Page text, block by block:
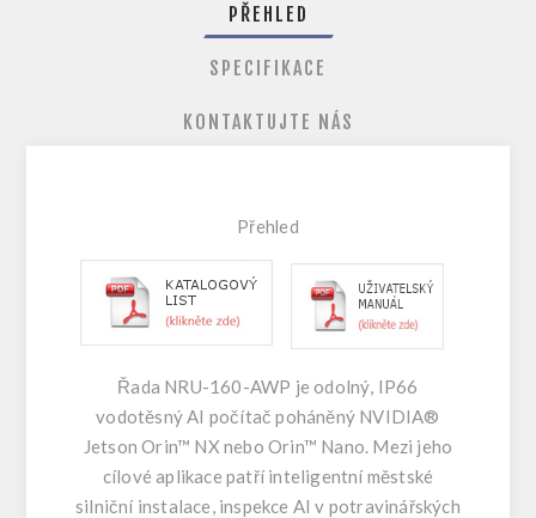
PŘEHLED
SPECIFIKACE
KONTAKTUJTE NÁS
Přehled
Řada NRU-160-AWP je odolný, IP66
vodotěsný AI počítač poháněný NVIDIA®
Jetson Orin™ NX nebo Orin™ Nano. Mezi jeho
cílové aplikace patří inteligentní městské
silniční instalace, inspekce AI v potravinářských